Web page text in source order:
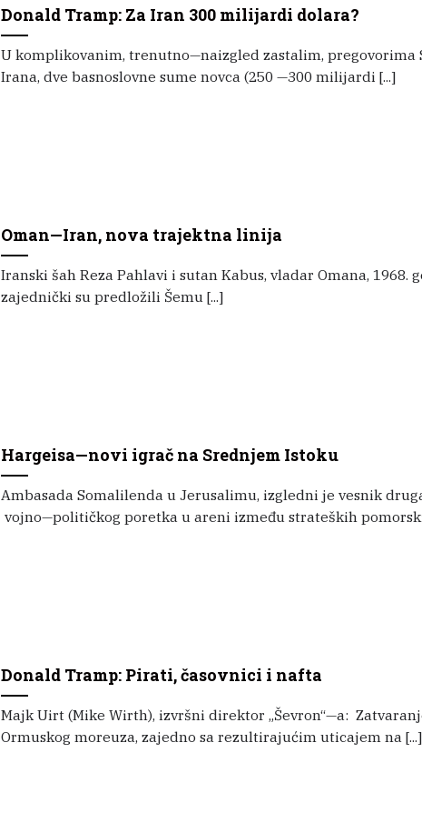
Donald Tramp: Za Iran 300 milijardi dolara?
U komplikovanim, trenutno—naizgled zastalim, pregovorima
Irana, dve basnoslovne sume novca (250 —300 milijardi [...]
Oman—Iran, nova trajektna linija
Iranski šah Reza Pahlavi i sutan Kabus, vladar Omana, 1968.
zajednički su predložili Šemu [...]
Hargeisa—novi igrač na Srednjem Istoku
Ambasada Somalilenda u Jerusalimu, izgledni je vesnik
vojno—političkog poretka u areni između strateških
Donald Tramp: Pirati, časovnici i nafta
Majk Uirt (Mike Wirth), izvršni direktor „Ševron“—a:
Ormuskog moreuza, zajedno sa rezultirajućim uticajem na [...]